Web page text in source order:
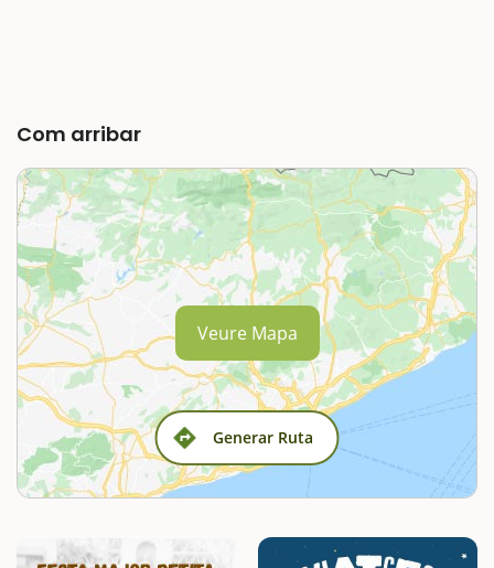
Com arribar
Generar Ruta
Veure Mapa